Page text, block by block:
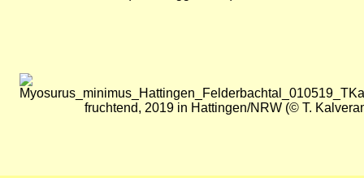
Bild
fruchtend, 2019 in Hattingen/NRW (© T.